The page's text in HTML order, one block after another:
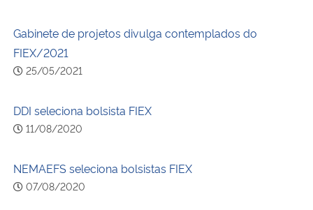
Ministério da Saúde
Ministério da Ciência, Tecnologia, Inovações e Comunicações
Ministério do Meio Ambiente
Gabinete de projetos divulga contemplados do
FIEX/2021
25/05/2021
DDI seleciona bolsista FIEX
11/08/2020
NEMAEFS seleciona bolsistas FIEX
07/08/2020